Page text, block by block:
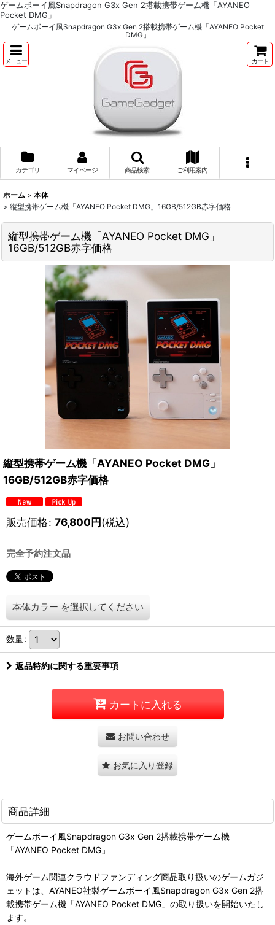
ゲームボーイ風Snapdragon G3x Gen 2搭載携帯ゲーム機「AYANEO
Pocket DMG」
ゲームボーイ風Snapdragon G3x Gen 2搭載携帯ゲーム機「AYANEO Pocket
DMG」
メニュー カート
カテゴリ マイページ 商品検索 ご利用案内
ホーム > 本体
> 縦型携帯ゲーム機「AYANEO Pocket DMG」16GB/512GB赤字価格
縦型携帯ゲーム機「AYANEO Pocket DMG」
16GB/512GB赤字価格
縦型携帯ゲーム機「AYANEO Pocket DMG」
16GB/512GB赤字価格
販売価格: 76,800円(税込)
完全予約注文品
本体カラー を選択してください
数量:
返品特約に関する重要事項
カートに入れる
お問い合わせ
お気に入り登録
商品詳細
ゲームボーイ風Snapdragon G3x Gen 2搭載携帯ゲーム機
「AYANEO Pocket DMG」
海外ゲーム関連クラウドファンディング商品取り扱いのゲームガジ
ェットは、AYANEO社製ゲームボーイ風Snapdragon G3x Gen 2搭
載携帯ゲーム機「AYANEO Pocket DMG」の取り扱いを開始いたし
ます。